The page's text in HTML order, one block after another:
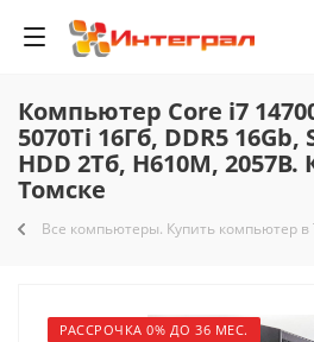
Компьютер Core i7
5070Ti 16Гб, DDR5 16Gb,
HDD 2Тб, H610M,
Томске
Все компьютеры. Купить компьютер в
РАССРОЧКА 0% ДО 36 МЕС.